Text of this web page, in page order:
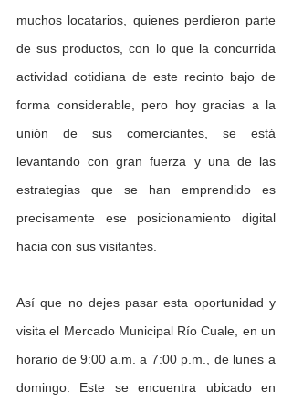
muchos locatarios, quienes perdieron parte
de sus productos, con lo que la concurrida
actividad cotidiana de este recinto bajo de
forma considerable, pero hoy gracias a la
unión de sus comerciantes, se está
levantando con gran fuerza y una de las
estrategias que se han emprendido es
precisamente ese posicionamiento digital
hacia con sus visitantes.
Así que no dejes pasar esta oportunidad y
visita el Mercado Municipal Río Cuale, en un
horario de 9:00 a.m. a 7:00 p.m., de lunes a
domingo. Este se encuentra ubicado en